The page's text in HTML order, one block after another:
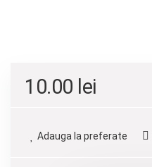
10.00 lei
Adauga la preferate